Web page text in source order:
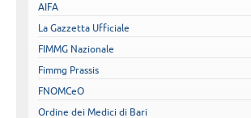
AIFA
La Gazzetta Ufficiale
FIMMG Nazionale
Fimmg Prassis
FNOMCeO
Ordine dei Medici di Bari